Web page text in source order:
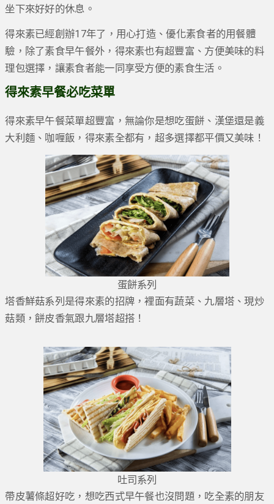
坐下來好好的休息。
得來素已經創辦17年了，用心打造、優化素食者的用餐體
驗，除了素食早午餐外，得來素也有超豐富、方便美味的料
理包選擇，讓素食者能一同享受方便的素食生活。
得來素早餐必吃菜單
得來素早午餐菜單超豐富，無論你是想吃蛋餅、漢堡還是義
大利麵、咖喱飯，得來素全都有，超多選擇都平價又美味！
蛋餅系列
塔香鮮菇系列是得來素的招牌，裡面有蔬菜、九層塔、現炒
菇類，餅皮香氣跟九層塔超搭！
吐司系列
帶皮薯條超好吃，想吃西式早午餐也沒問題，吃全素的朋友